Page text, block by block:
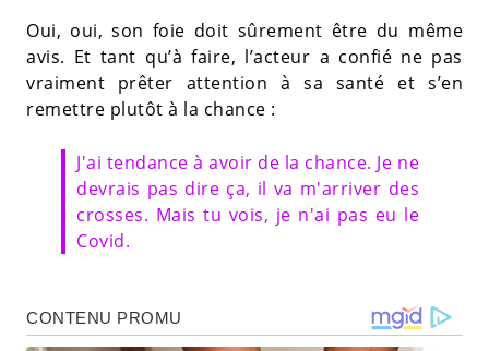
Oui, oui, son foie doit sûrement être du même
avis. Et tant qu’à faire, l’acteur a confié ne pas
vraiment prêter attention à sa santé et s’en
remettre plutôt à la chance :
J'ai tendance à avoir de la chance. Je ne
devrais pas dire ça, il va m'arriver des
crosses. Mais tu vois, je n'ai pas eu le
Covid.